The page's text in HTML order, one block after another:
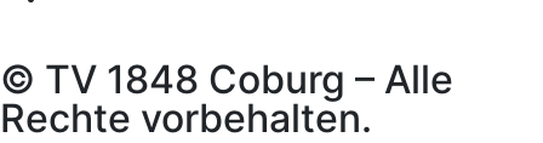
© TV 1848 Coburg – Alle
Rechte vorbehalten.